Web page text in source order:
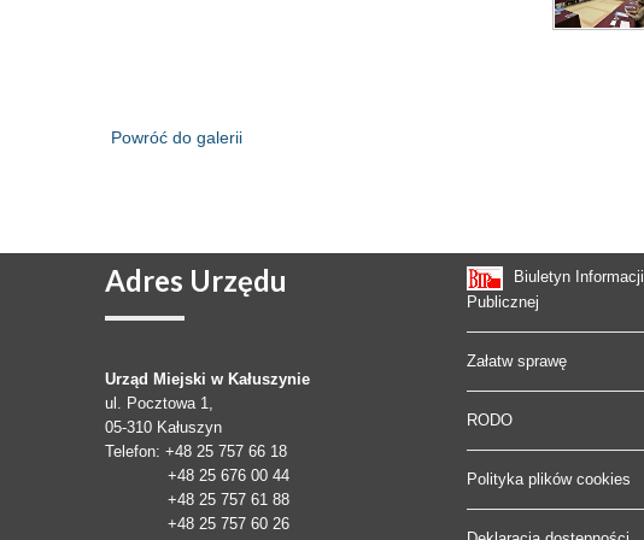
Powróć do galerii
Adres Urzędu
Urząd Miejski w Kałuszynie
ul. Pocztowa 1,
05-310 Kałuszyn
Telefon: +48 25 757 66 18
+48 25 676 00 44
+48 25 757 61 88
+48 25 757 60 26
Biuletyn Informacji
Publicznej
Załatw sprawę
RODO
Polityka plików cookies